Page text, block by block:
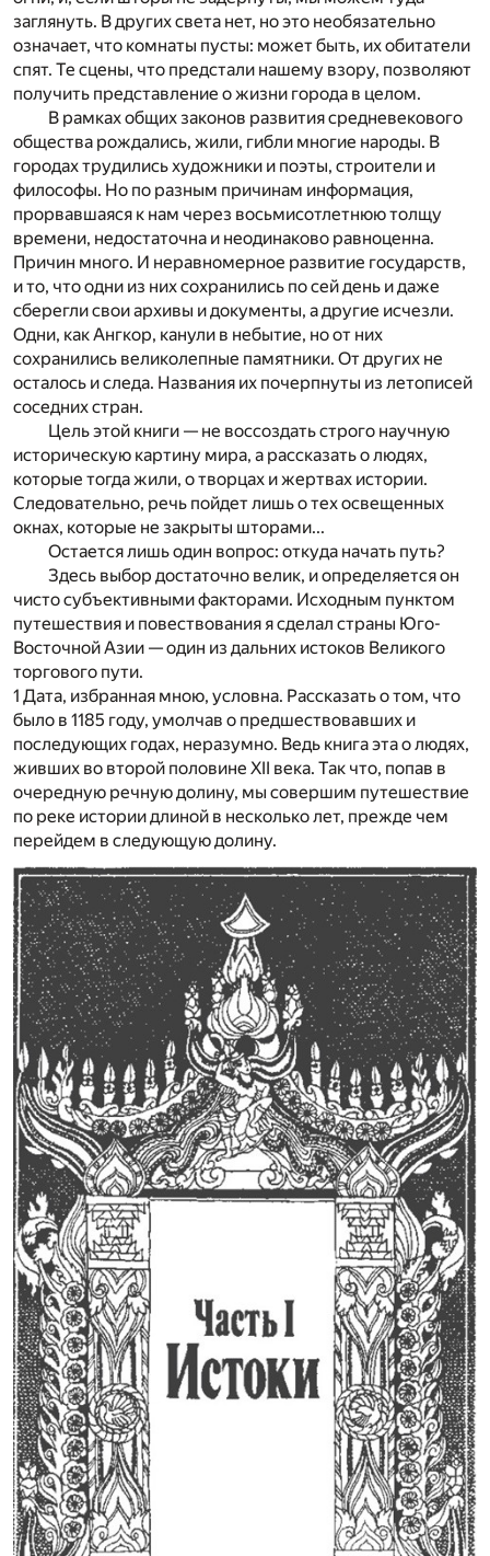
заглянуть. В других света нет, но это необязательно
означает, что комнаты пусты: может быть, их обитатели
спят. Те сцены, что предстали нашему взору, позволяют
получить представление о жизни города в целом.
В рамках общих законов развития средневекового
общества рождались, жили, гибли многие народы. В
городах трудились художники и поэты, строители и
философы. Но по разным причинам информация,
прорвавшаяся к нам через восьмисотлетнюю толщу
времени, недостаточна и неодинаково равноценна.
Причин много. И неравномерное развитие государств,
и то, что одни из них сохранились по сей день и даже
сберегли свои архивы и документы, а другие исчезли.
Одни, как Ангкор, канули в небытие, но от них
сохранились великолепные памятники. От других не
осталось и следа. Названия их почерпнуты из летописей
соседних стран.
Цель этой книги — не воссоздать строго научную
историческую картину мира, а рассказать о людях,
которые тогда жили, о творцах и жертвах истории.
Следовательно, речь пойдет лишь о тех освещенных
окнах, которые не закрыты шторами...
Остается лишь один вопрос: откуда начать путь?
Здесь выбор достаточно велик, и определяется он
чисто субъективными факторами. Исходным пунктом
путешествия и повествования я сделал страны Юго-
Восточной Азии — один из дальних истоков Великого
торгового пути.
1 Дата, избранная мною, условна. Рассказать о том, что
было в 1185 году, умолчав о предшествовавших и
последующих годах, неразумно. Ведь книга эта о людях,
живших во второй половине XII века. Так что, попав в
очередную речную долину, мы совершим путешествие
по реке истории длиной в несколько лет, прежде чем
перейдем в следующую долину.